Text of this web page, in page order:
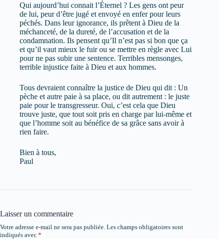
Qui aujourd’hui connait l’Éternel ? Les gens ont peur
de lui, peur d’être jugé et envoyé en enfer pour leurs
péchés. Dans leur ignorance, ils prêtent à Dieu de la
méchanceté, de la dureté, de l’accusation et de la
condamnation. Ils pensent qu’Il n’est pas si bon que ça
et qu’il vaut mieux le fuir ou se mettre en règle avec Lui
pour ne pas subir une sentence. Terribles mensonges,
terrible injustice faite à Dieu et aux hommes.
Tous devraient connaître la justice de Dieu qui dit : Un
pèche et autre paie à sa place, ou dit autrement : le juste
paie pour le transgresseur. Oui, c’est cela que Dieu
trouve juste, que tout soit pris en charge par lui-même et
que l’homme soit au bénéfice de sa grâce sans avoir à
rien faire.
Bien à tous,
Paul
Laisser un commentaire
Votre adresse e-mail ne sera pas publiée. Les champs obligatoires sont
indiqués avec *